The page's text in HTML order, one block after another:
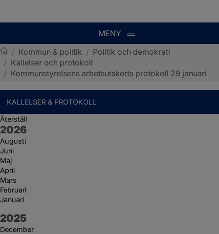
MENY
Sotenäs kommun
/ Kommun & politik / Politik och demokrati
/ Kallelser och protokoll
/ Kommunstyrelsens arbetsutskotts protokoll 29 januari
KALLELSER & PROTOKOLL
Återställ
År:
2026
Augusti
Juni
Maj
April
Mars
Februari
Januari
År:
2025
December